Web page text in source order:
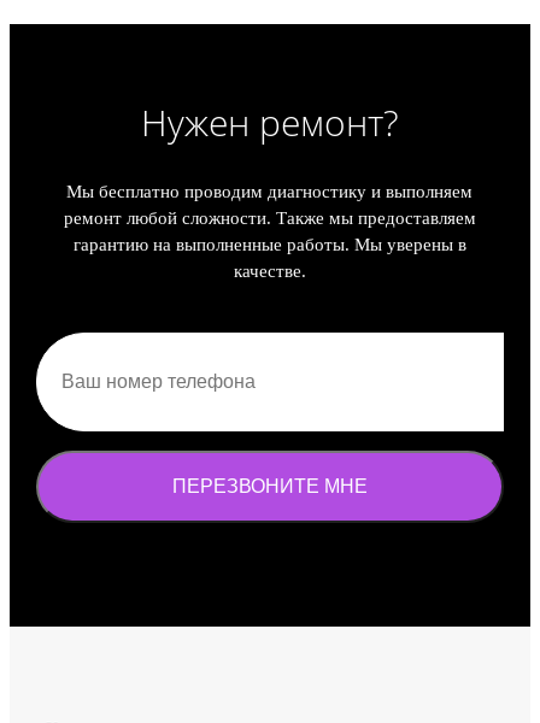
Нужен ремонт?
Мы бесплатно проводим диагностику и выполняем
ремонт любой сложности. Также мы предоставляем
гарантию на выполненные работы. Мы уверены в
качестве.